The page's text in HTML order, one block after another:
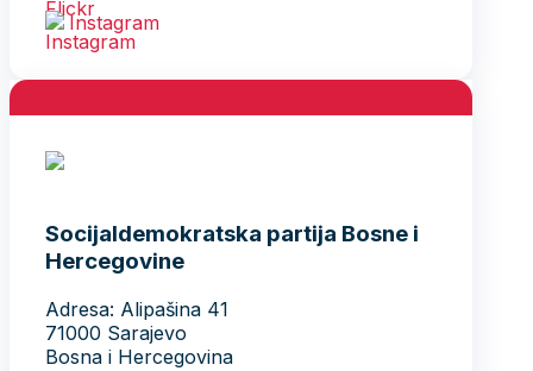
Instagram
Socijaldemokratska partija Bosne i
Hercegovine
Adresa: Alipašina 41
71000 Sarajevo
Bosna i Hercegovina